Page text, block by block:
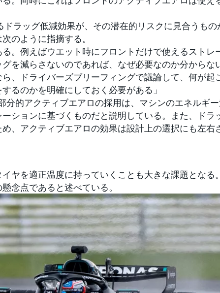
ラッグ低減効果が、その潜在的リスクに見合うもの
のように指摘する。
る。例えばウエット時にフロントだけで使えるストレ
を減らさないのであれば、なぜ必要なのか分からな
、ドライバーズブリーフィングで議論して、何が起
るのかを明確にしておく必要がある」
的アクティブエアロの採用は、マシンのエネルギ
ションに基づくものだと説明している。また、ドラ
、アクティブエアロの効果は設計上の選択にも左右
ヤを適正温度に持っていくことも大きな課題となる
念点であると述べている。